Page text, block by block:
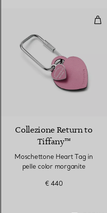
Collezione Return to
Tiffany™
Moschettone Heart Tag in
pelle color morganite
€ 440